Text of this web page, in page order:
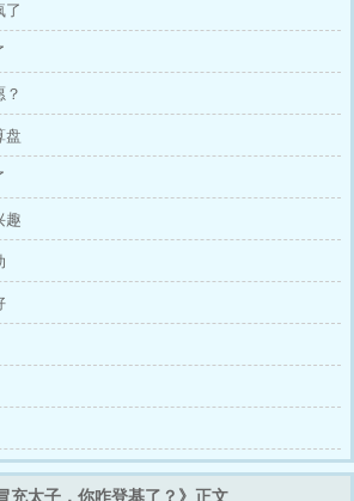
了
盘
趣
充太子，你咋登基了？》正文